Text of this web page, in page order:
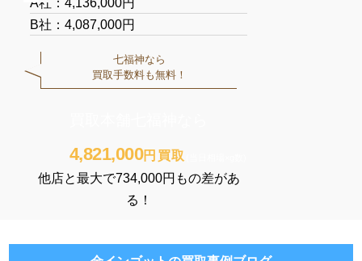
A社：4,136,000円
B社：4,087,000円
七福神なら
買取手数料も無料！
4,821,000円買取
他店と最大で734,000円もの差があ
る！